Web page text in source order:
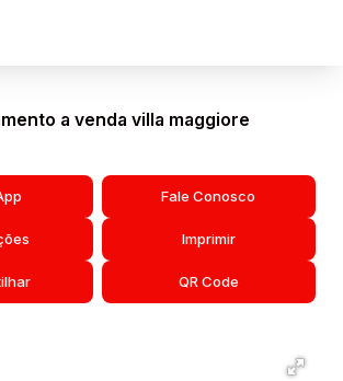
a venda villa maggiore
Fale Conosco
Imprimir
QR Code